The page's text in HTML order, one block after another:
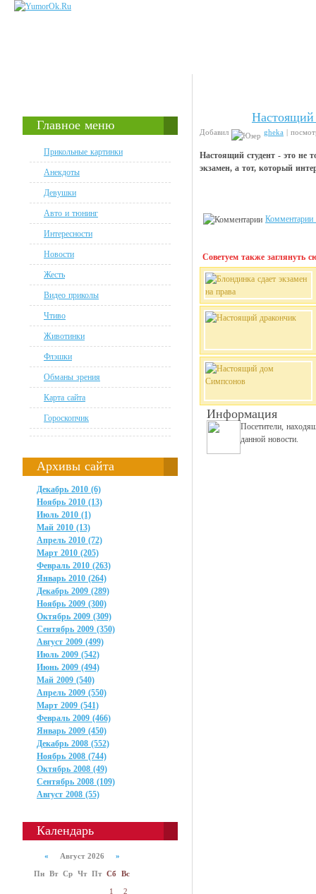
Главное меню
Прикольные картинки
Анекдоты
Девушки
Авто и тюнинг
Интересности
Новости
Жесть
Видео приколы
Чтиво
Животинки
Флэшки
Обманы зрения
Карта сайта
Гороскопчик
Архивы сайта
Декабрь 2010 (6)
Ноябрь 2010 (13)
Июль 2010 (1)
Май 2010 (13)
Апрель 2010 (72)
Март 2010 (205)
Февраль 2010 (263)
Январь 2010 (264)
Декабрь 2009 (289)
Ноябрь 2009 (300)
Октябрь 2009 (309)
Сентябрь 2009 (350)
Август 2009 (499)
Июль 2009 (542)
Июнь 2009 (494)
Май 2009 (540)
Апрель 2009 (550)
Март 2009 (541)
Февраль 2009 (466)
Январь 2009 (450)
Декабрь 2008 (552)
Ноябрь 2008 (744)
Октябрь 2008 (49)
Сентябрь 2008 (109)
Август 2008 (55)
Календарь
« Август 2026 »
Пн Вт Ср Чт Пт Сб Вс
1 2
Настоящий
Добавил gheka |
Настоящий студент - это не
экзамен, а тот, который
Комментарии
Советуем также заглянуть
Информация
Посетители,
данной новости.